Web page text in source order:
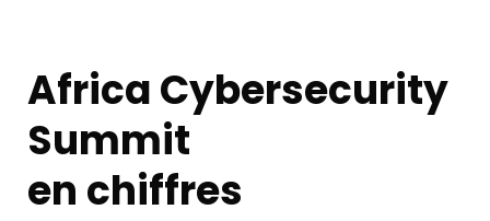
Africa Cybersecurity
Summit
en chiffres